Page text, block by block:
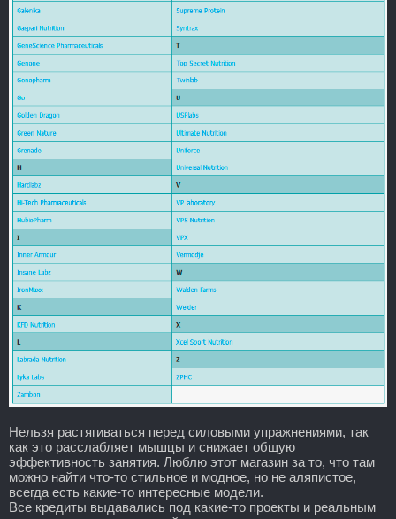
Нельзя растягиваться перед силовыми упражнениями, так
как это расслабляет мышцы и снижает общую
эффективность занятия. Люблю этот магазин за то, что там
можно найти что-то стильное и модное, но не аляпистое,
всегда есть какие-то интересные модели.
Все кредиты выдавались под какие-то проекты и реальным